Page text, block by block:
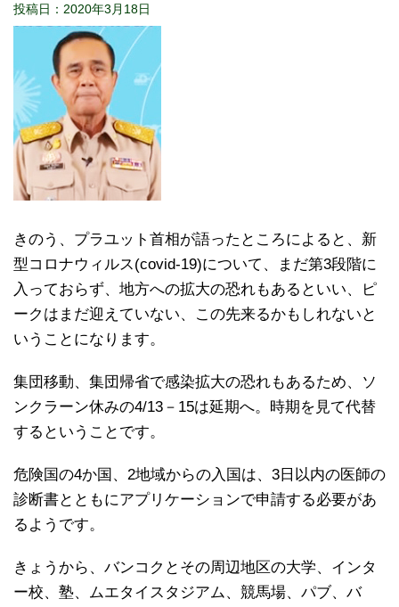
投稿日：2020年3月18日
きのう、プラユット首相が語ったところによると、新
型コロナウィルス(covid-19)について、まだ第3段階に
入っておらず、地方への拡大の恐れもあるといい、ピ
ークはまだ迎えていない、この先来るかもしれないと
いうことになります。
集団移動、集団帰省で感染拡大の恐れもあるため、ソ
ンクラーン休みの4/13－15は延期へ。時期を見て代替
するということです。
危険国の4か国、2地域からの入国は、3日以内の医師の
診断書とともにアプリケーションで申請する必要があ
るようです。
きょうから、バンコクとその周辺地区の大学、インタ
ー校、塾、ムエタイスタジアム、競馬場、パブ、バ